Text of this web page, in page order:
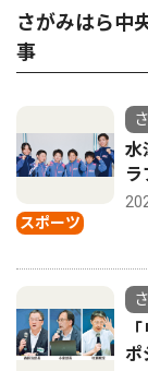
さがみはら中
事
スポーツ
水
ポ